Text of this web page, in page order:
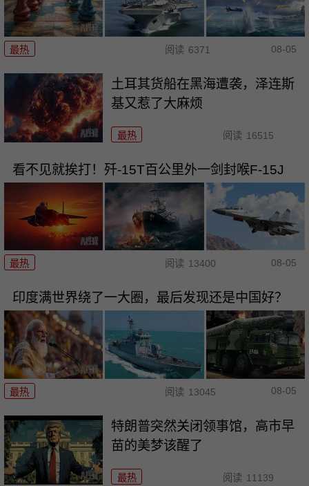
最热 阅读 6371 08-05
土耳其货船在黑海遭袭，泽连斯
基又惹了大麻烦
最热 阅读 16515
看不见就挨打！歼-15T百公里外一剑封喉F-15J
最热 阅读 13400 08-05
印度满世界绕了一大圈，最后发现还是中国好？
最热 阅读 13045 08-05
特朗普突然关闭领事馆，高市早
苗的美梦该醒了
最热 阅读 11139